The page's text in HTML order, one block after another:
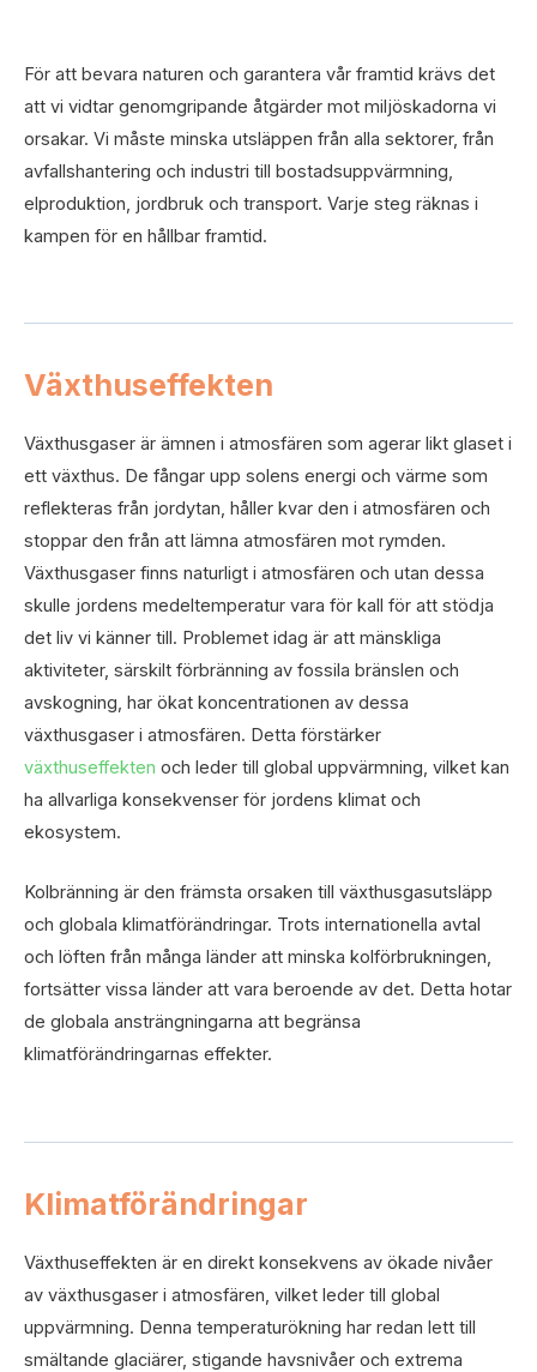
För att bevara naturen och garantera vår framtid krävs det
att vi vidtar genomgripande åtgärder mot miljöskadorna vi
orsakar. Vi måste minska utsläppen från alla sektorer, från
avfallshantering och industri till bostadsuppvärmning,
elproduktion, jordbruk och transport. Varje steg räknas i
kampen för en hållbar framtid.
Växthuseffekten
Växthusgaser är ämnen i atmosfären som agerar likt glaset i
ett växthus. De fångar upp solens energi och värme som
reflekteras från jordytan, håller kvar den i atmosfären och
stoppar den från att lämna atmosfären mot rymden.
Växthusgaser finns naturligt i atmosfären och utan dessa
skulle jordens medeltemperatur vara för kall för att stödja
det liv vi känner till. Problemet idag är att mänskliga
aktiviteter, särskilt förbränning av fossila bränslen och
avskogning, har ökat koncentrationen av dessa
växthusgaser i atmosfären. Detta förstärker
växthuseffekten och leder till global uppvärmning, vilket kan
ha allvarliga konsekvenser för jordens klimat och
ekosystem.
Kolbränning är den främsta orsaken till växthusgasutsläpp
och globala klimatförändringar. Trots internationella avtal
och löften från många länder att minska kolförbrukningen,
fortsätter vissa länder att vara beroende av det. Detta hotar
de globala ansträngningarna att begränsa
klimatförändringarnas effekter.
Klimatförändringar
Växthuseffekten är en direkt konsekvens av ökade nivåer
av växthusgaser i atmosfären, vilket leder till global
uppvärmning. Denna temperaturökning har redan lett till
smältande glaciärer, stigande havsnivåer och extrema